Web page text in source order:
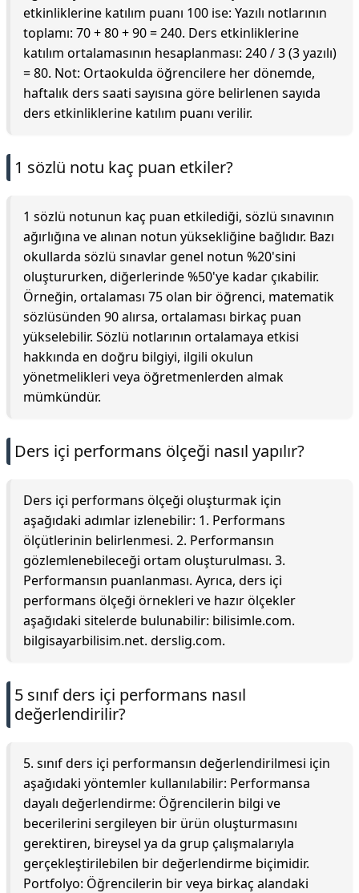
etkinliklerine katılım puanı 100 ise: Yazılı notlarının
toplamı: 70 + 80 + 90 = 240. Ders etkinliklerine
katılım ortalamasının hesaplanması: 240 / 3 (3 yazılı)
= 80. Not: Ortaokulda öğrencilere her dönemde,
haftalık ders saati sayısına göre belirlenen sayıda
ders etkinliklerine katılım puanı verilir.
1 sözlü notu kaç puan etkiler?
1 sözlü notunun kaç puan etkilediği, sözlü sınavının
ağırlığına ve alınan notun yüksekliğine bağlıdır. Bazı
okullarda sözlü sınavlar genel notun %20'sini
oluştururken, diğerlerinde %50'ye kadar çıkabilir.
Örneğin, ortalaması 75 olan bir öğrenci, matematik
sözlüsünden 90 alırsa, ortalaması birkaç puan
yükselebilir. Sözlü notlarının ortalamaya etkisi
hakkında en doğru bilgiyi, ilgili okulun
yönetmelikleri veya öğretmenlerden almak
mümkündür.
Ders içi performans ölçeği nasıl yapılır?
Ders içi performans ölçeği oluşturmak için
aşağıdaki adımlar izlenebilir: 1. Performans
ölçütlerinin belirlenmesi. 2. Performansın
gözlemlenebileceği ortam oluşturulması. 3.
Performansın puanlanması. Ayrıca, ders içi
performans ölçeği örnekleri ve hazır ölçekler
aşağıdaki sitelerde bulunabilir: bilisimle.com.
bilgisayarbilisim.net. derslig.com.
5 sınıf ders içi performans nasıl
değerlendirilir?
5. sınıf ders içi performansın değerlendirilmesi için
aşağıdaki yöntemler kullanılabilir: Performansa
dayalı değerlendirme: Öğrencilerin bilgi ve
becerilerini sergileyen bir ürün oluşturmasını
gerektiren, bireysel ya da grup çalışmalarıyla
gerçekleştirilebilen bir değerlendirme biçimidir.
Portfolyo: Öğrencilerin bir veya birkaç alandaki